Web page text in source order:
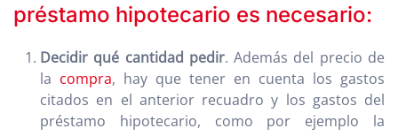
préstamo hipotecario es necesario:
Decidir qué cantidad pedir. Además del precio de
la compra, hay que tener en cuenta los gastos
citados en el anterior recuadro y los gastos del
préstamo hipotecario, como por ejemplo la